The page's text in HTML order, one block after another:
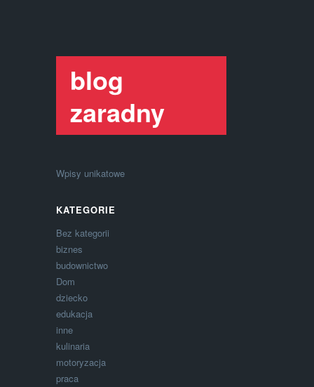
blog
zaradny
Wpisy unikatowe
KATEGORIE
Bez kategorii
biznes
budownictwo
Dom
dziecko
edukacja
inne
kulinaria
motoryzacja
praca